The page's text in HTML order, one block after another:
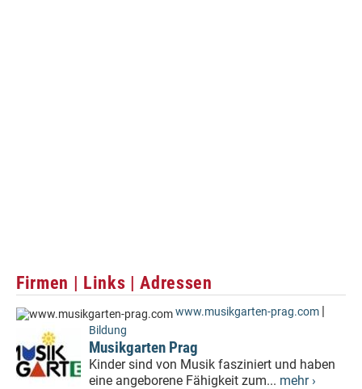
Firmen | Links | Adressen
www.musikgarten-prag.com |
Bildung
Musikgarten Prag
Kinder sind von Musik fasziniert und haben
eine angeborene Fähigkeit zum... mehr ›